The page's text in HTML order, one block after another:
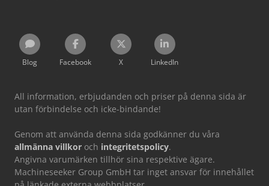
Blog Facebook X LinkedIn
All information, erbjudanden och priser på denna sida är
utan förbindelse och icke-bindande!
Genom att använda denna sida godkänner du våra
allmänna villkor och integritetspolicy.
Angivna varumärken tillhör sina respektive ägare.
Machineseeker Group GmbH tar inget ansvar för innehållet